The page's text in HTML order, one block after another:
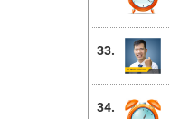
33.
34.